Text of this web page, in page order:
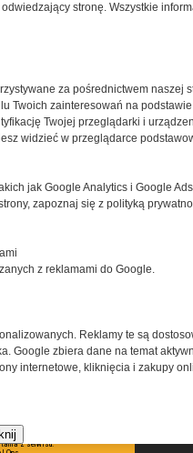
do przechowywania
Pliki cookies stosujemy
poziomie,
indywidualnych potrzeb.
ustawień dotyczących
momencie możesz
dotyczących
Korzystanie z serwisu i
na zasadach określonych w
z serwisu.
stronę. Wszystkie
za pośrednictwem naszej
Twoich zainteresowań na
Twojej przeglądarki i
widzieć w przeglądarce
jak Google Analytics i Google
zapoznaj się z polityką
z reklamami do Google.
Reklamy te są
Google zbiera dane na temat
internetowe, kliknięcia i zakupy